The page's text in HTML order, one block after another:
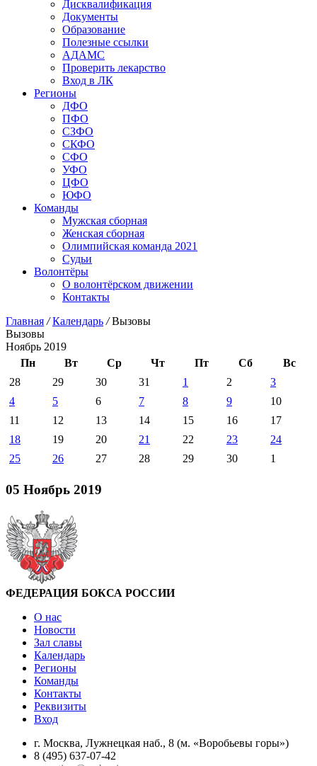
Дисквалификация
Документы
Образование
Полезные ссылки
АДАМС
Проверить лекарство
Вход в ЛК
Регионы
ДФО
ПФО
СЗФО
СКФО
СФО
УФО
ЦФО
ЮФО
Команды
Мужская сборная
Женская сборная
Олимпийская команда 2021
Судьи
Волонтёры
О волонтёрском движении
Контакты
Главная / Календарь /Вызовы
Вызовы
Ноябрь 2019
Пн
Вт Ср Чт Пт Сб
Вс
28
29 30 31 1 2
3
4
5 6 7 8 9
10
11
12 13 14 15 16
17
18
19 20 21 22 23
24
25
26 27 28 29 30 1
05 Ноябрь 2019
ФЕДЕРАЦИЯ БОКСА РОССИИ
О нас
Новости
Зал славы
Календарь
Регионы
Команды
Контакты
Реквизиты
Вход
г. Москва, Лужнецкая наб., 8 (м. «Воробьевы горы»)
8 (495) 637-07-42